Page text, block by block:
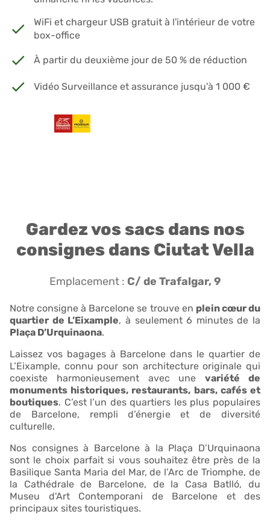
WiFi et chargeur USB gratuit à l'intérieur de votre
box-office
À partir du deuxième jour de 50 % de réduction
Vidéo Surveillance et assurance jusqu'à 1 000 €
Gardez vos sacs dans nos
consignes dans Ciutat Vella
Emplacement : C/ de Trafalgar, 9
Notre consigne à Barcelone se trouve en plein cœur du
quartier de L’Eixample, à seulement 6 minutes de la
Plaça D’Urquinaona.
Laissez vos bagages à Barcelone dans le quartier de
L’Eixample, connu pour son architecture originale qui
coexiste harmonieusement avec unevariété de
monuments historiques, restaurants, bars, cafés et
boutiques. C’est l’un des quartiers les plus populaires
de Barcelone, rempli d’énergie et de diversité
culturelle.
Nos consignes à Barcelone à la Plaça D’Urquinaona
sont le choix parfait si vous souhaitez être près de la
Basilique Santa Maria del Mar, de l’Arc de Triomphe, de
la Cathédrale de Barcelone, de la Casa Batlló, du
Museu d'Art Contemporani de Barcelone et des
principaux sites touristiques.